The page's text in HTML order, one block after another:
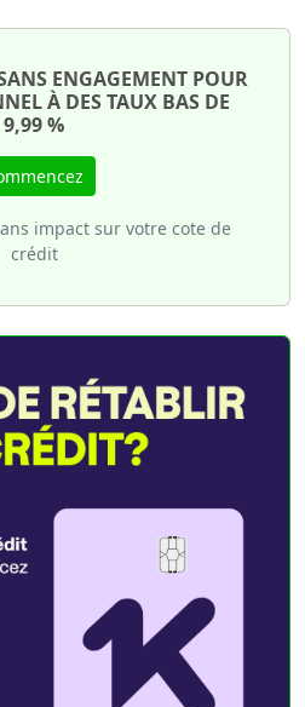
ENGAGEMENT POUR
À DES TAUX BAS DE
9,99 %
impact sur votre cote de
crédit